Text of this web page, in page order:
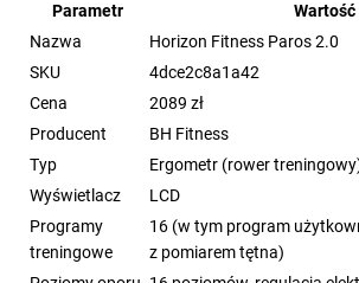
Parametr
Wartość
Nazwa
Horizon Fitness Paros 2.0
SKU
4dce2c8a1a42
Cena
2089 zł
Producent
BH Fitness
Typ
Ergometr (rower
Wyświetlacz
LCD
Programy
treningowe
16 (w tym program
z pomiarem tętna)